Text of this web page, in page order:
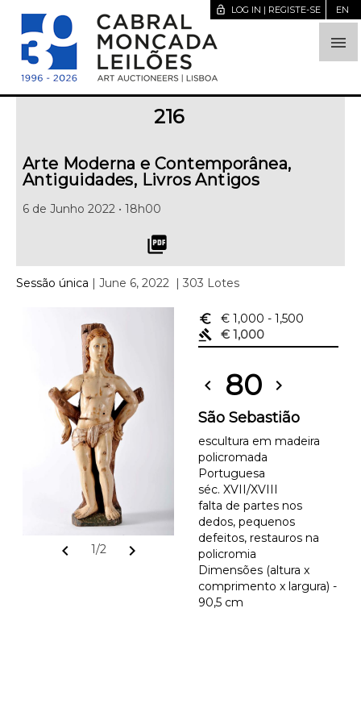

lock_open LOG IN | REGISTE-SE EN
216
Arte Moderna e Contemporânea,
Antiguidades, Livros Antigos
6 de Junho 2022 • 18h00
picture_as_pdf
Sessão única | June 6, 2022 | 303 Lotes
chevron_left 1/2 chevron_right
euro_symbol € 1,000 - 1,500
gavel
€ 1,000
chevron_left 80 chevron_right
São Sebastião
escultura em madeira
policromada
Portuguesa
séc. XVII/XVIII
falta de partes nos
dedos, pequenos
defeitos, restauros na
policromia
Dimensões (altura x
comprimento x largura) -
90,5 cm